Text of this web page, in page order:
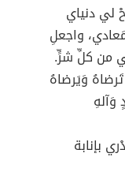
لي دنياي
واجعلِ
من كلِّ شرٍّ.
وَيَرضاهُ
بإنابة